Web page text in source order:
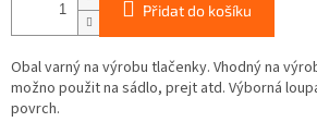
Přidat do košíku
Obal varný na výrobu tlačenky. Vhodný na
možno použit na sádlo, prejt atd. Výborná
povrch.